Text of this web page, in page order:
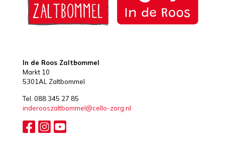
In de Roos Zaltbommel
Markt 10
5301AL Zaltbommel
Tel. 088 345 27 85
inderooszaltbommel@cello-zorg.nl